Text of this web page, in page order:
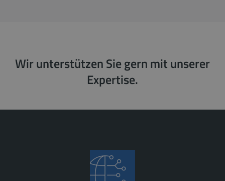
Wir unterstützen Sie gern mit unserer
Expertise.